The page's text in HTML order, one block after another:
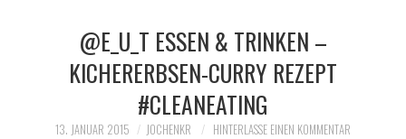
STABILITÄT@E_U_T ESSEN & TRINKEN –
KICHERERBSEN-CURRY REZEPT
#CLEANEATING
13. JANUAR 2015 JOCHENKR HINTERLASSE EINEN KOMMENTAR